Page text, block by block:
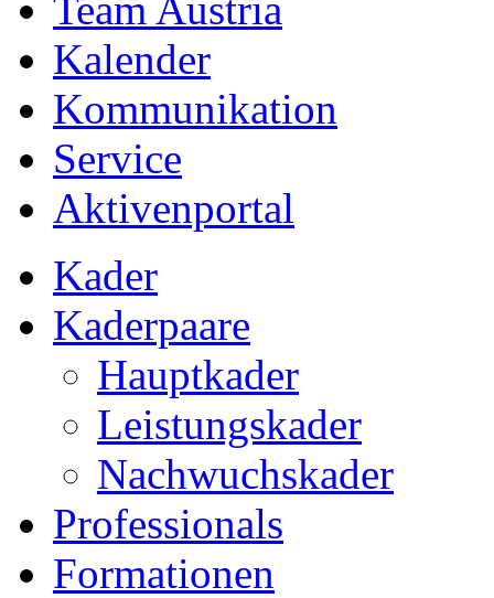
Kalender
Kommunikation
Service
Aktivenportal
Kader
Kaderpaare
Hauptkader
Leistungskader
Nachwuchskader
Professionals
Formationen